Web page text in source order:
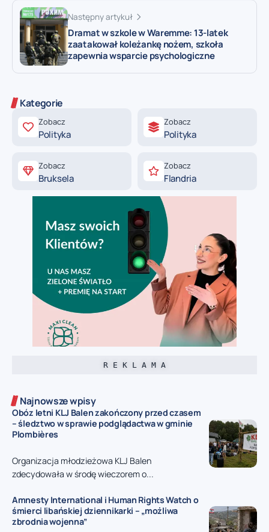
Następny artykuł
Dramat w szkole w Waremme: 13-latek
zaatakował koleżankę nożem, szkoła
zapewnia wsparcie psychologiczne
Kategorie
Zobacz
Polityka
Zobacz
Polityka
Zobacz
Bruksela
Zobacz
Flandria
R E K L A M A
Najnowsze wpisy
Obóz letni KLJ Balen zakończony przed czasem
– śledztwo w sprawie podglądactwa w gminie
Plombières
Organizacja młodzieżowa KLJ Balen
zdecydowała w środę wieczorem o...
Amnesty International i Human Rights Watch o
śmierci libańskiej dziennikarki – „możliwa
zbrodnia wojenna”